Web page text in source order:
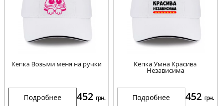
Кепка Возьми меня на ручки
Подробнее 452 грн.
Кепка Умна Красива
Независима
Подробнее 452 грн.